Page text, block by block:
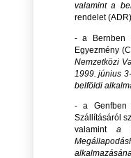
valamint a
rendelet
- a Bernben
Egyezmény
Nemzetközi
1999. június
belföldi
- a Genfben
Szállításáról
valaminta